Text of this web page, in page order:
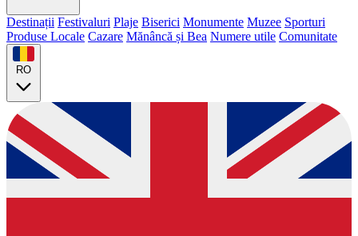
Destinații Festivaluri Plaje Biserici Monumente Muzee Sporturi
Produse Locale Cazare Mănâncă și Bea Numere utile Comunitate
RO